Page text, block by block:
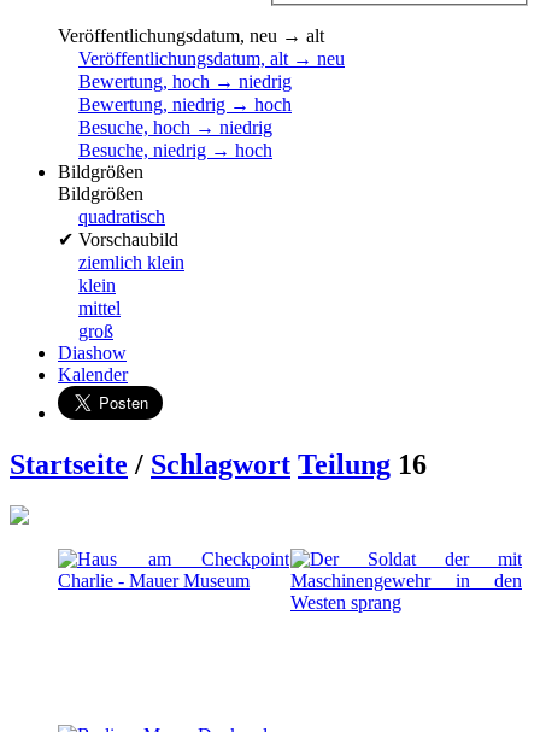
Veröffentlichungsdatum, neu → alt
Veröffentlichungsdatum, alt → neu
Bewertung, hoch → niedrig
Bewertung, niedrig → hoch
Besuche, hoch → niedrig
Besuche, niedrig → hoch
Bildgrößen
Bildgrößen
quadratisch
✔ Vorschaubild
ziemlich klein
klein
mittel
groß
Diashow
Kalender
Startseite / Schlagwort Teilung 16